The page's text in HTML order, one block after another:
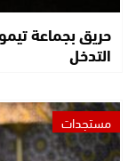
حريق بجماعة
التدخل
مستجدات